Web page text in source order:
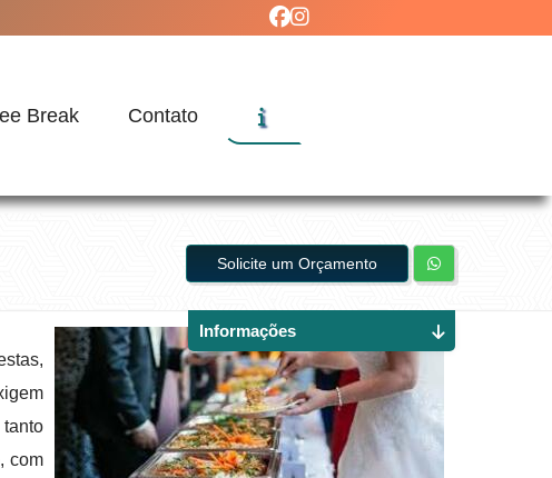
Break Contato
Solicite um Orçamento
com
Informações